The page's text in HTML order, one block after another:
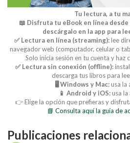
Tu lectura, a tu
📖 Disfruta tu eBook en línea
descárgalo en la app para
✅ Lectura en línea (streaming):lee
navegador web (computador, celular o
Solo inicia sesión en tu cuenta y haz
✅ Lectura sin conexión (offline):
descarga tus libros para
🖥️ Windows y Mac:usa la
📱 Android y iOS:usa la
👉 Elige la opción que prefieras y
📘 Consulta aquí la guía de
Publicaciones